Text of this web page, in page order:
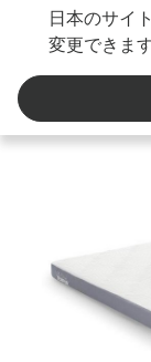
日本のサイ
変更できま
ホーム フトン